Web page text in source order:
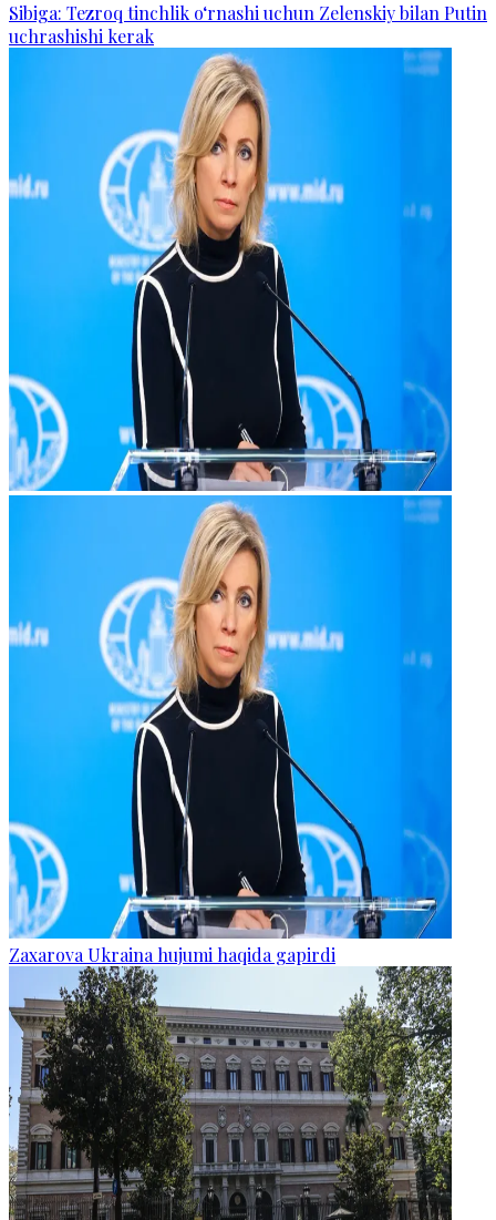
Sibiga: Tezroq tinchlik o‘rnashi uchun Zelenskiy bilan Putin
uchrashishi kerak
Zaxarova Ukraina hujumi haqida gapirdi